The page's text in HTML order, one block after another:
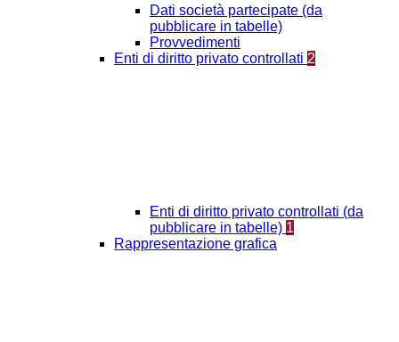
Dati società partecipate (da
pubblicare in tabelle)
Provvedimenti
Enti di diritto privato controllati 2
Enti di diritto privato controllati (da
pubblicare in tabelle) 1
Rappresentazione grafica